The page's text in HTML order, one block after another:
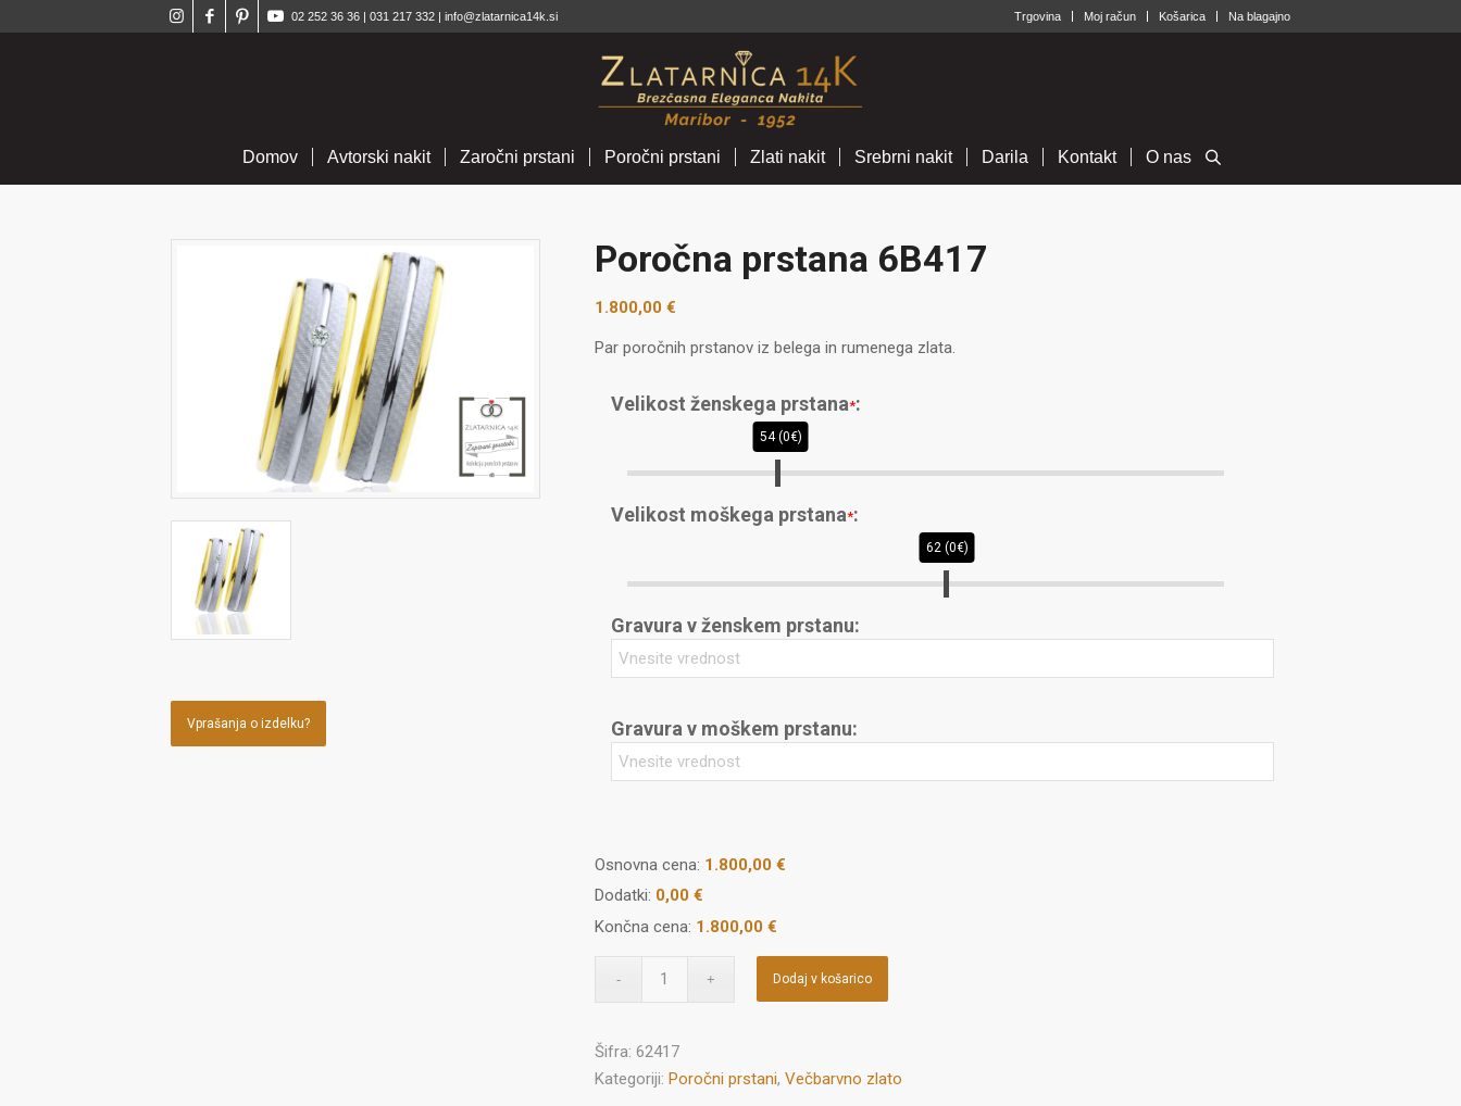
Trgovina Moj račun Košarica Na blagajno
02 252 36 36 | 031 217 332 | info@zlatarnica14k.si
Domov Avtorski nakit Zaročni prstani Poročni prstani Zlati nakit Srebrni nakit Darila Kontakt O nas
Vprašanja o izdelku?
Poročna prstana 6B417
1.800,00 €
Par poročnih prstanov iz belega in rumenega zlata.
Velikost ženskega prstana*:
54 (0€)
Velikost moškega prstana*:
62 (0€)
Gravura v ženskem prstanu:
Gravura v moškem prstanu:
Osnovna cena: 1.800,00 €
Dodatki: 0,00 €
Končna cena: 1.800,00 €
Dodaj v košarico
Šifra: 62417
Kategoriji: Poročni prstani, Večbarvno zlato